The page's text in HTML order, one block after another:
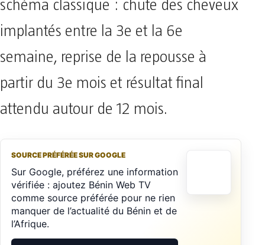
schéma classique : chute des cheveux
implantés entre la 3e et la 6e
semaine, reprise de la repousse à
partir du 3e mois et résultat final
attendu autour de 12 mois.
SOURCE PRÉFÉRÉE SUR GOOGLE
Sur Google, préférez une information
vérifiée : ajoutez Bénin Web TV
comme source préférée pour ne rien
manquer de l’actualité du Bénin et de
l’Afrique.